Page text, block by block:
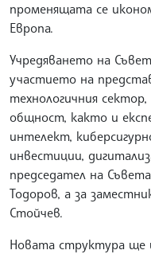
променящата се
Европа.
Учредяването на
участието на
технологичния
общност, както и
интелект,
инвестиции,
председател на
Тодоров, а за
Стойчев.
Новата структура ще